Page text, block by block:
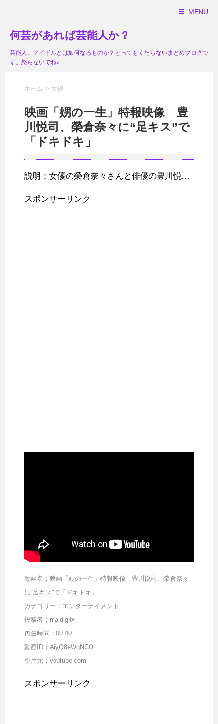
MENU
何芸があれば芸能人か？
芸能人、アイドルとは如何なるものか？とってもくだらないまとめブログで
す。怒らないでね♪
ホーム > 女優
映画「娚の一生」特報映像 豊
川悦司、榮倉奈々に“足キス”で
「ドキドキ」
説明；女優の榮倉奈々さんと俳優の豊川悦…
スポンサーリンク
動画名；映画「娚の一生」特報映像 豊川悦司、榮倉奈々
に“足キス”で「ドキドキ」
カテゴリー；エンターテイメント
投稿者；maidigitv
再生時間；00:40
動画ID；AiyQ8eWgNCQ
引用元；youtube.com
スポンサーリンク